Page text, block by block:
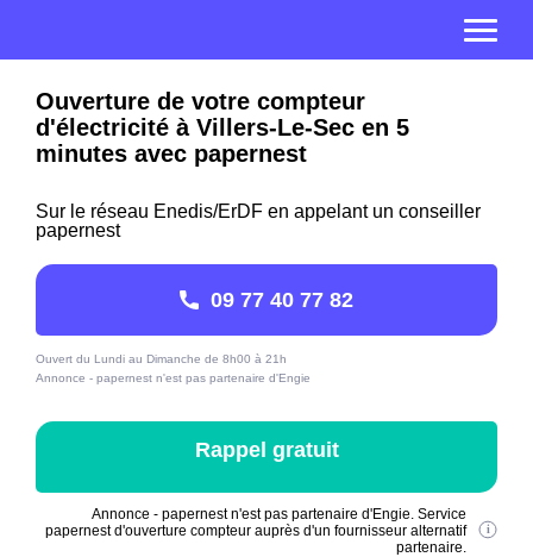
Ouverture de votre compteur
d'électricité à Villers-Le-Sec en 5
minutes avec papernest
Sur le réseau Enedis/ErDF en appelant un conseiller
papernest
09 77 40 77 82
Ouvert du Lundi au Dimanche de 8h00 à 21h
Annonce - papernest n'est pas partenaire d'Engie
Rappel gratuit
Annonce - papernest n'est pas partenaire d'Engie. Service
papernest d'ouverture compteur auprès d'un fournisseur alternatif
partenaire.